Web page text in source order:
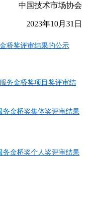
术市场协会
年10月31日
桥奖评审结果的公示
务金桥奖项目奖评审结
务金桥奖集体奖评审结果
务金桥奖个人奖评审结果